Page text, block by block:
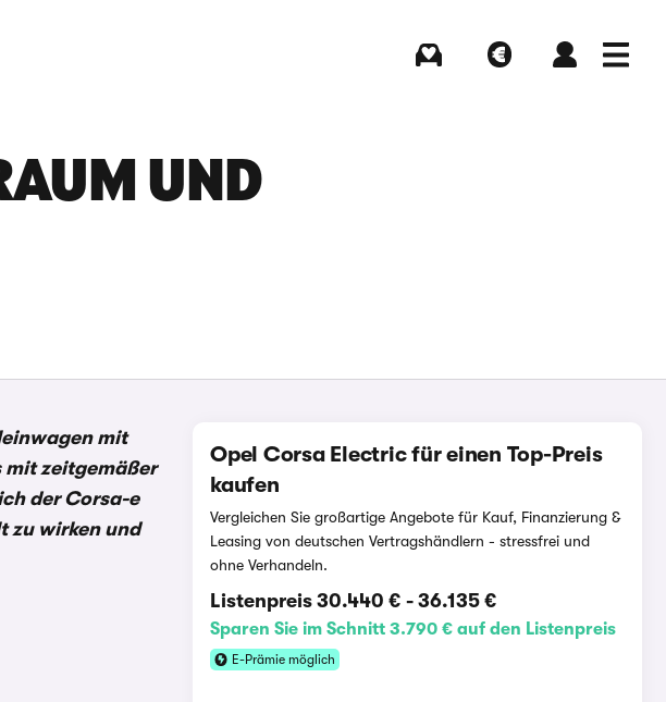
UND
mit
mit zeitgemäßer
der Corsa-e
zu wirken und
Opel Corsa Electric für einen Top-Preis
kaufen
Vergleichen Sie großartige Angebote für Kauf, Finanzierung &
Leasing von deutschen Vertragshändlern - stressfrei und
ohne Verhandeln.
Listenpreis30.440 € -36.135 €
Sparen Sie im Schnitt 3.790 € auf den Listenpreis
E-Prämie möglich